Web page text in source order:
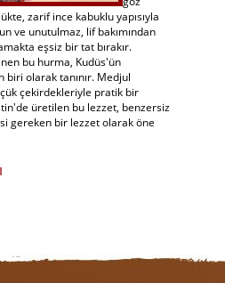
zarif ince kabuklu yapısıyla
ve unutulmaz, lif bakımından
eşsiz bir tat bırakır.
bu hurma, Kudüs'ün
olarak tanınır. Medjul
çekirdekleriyle pratik bir
üretilen bu lezzet, benzersiz
gereken bir lezzet olarak öne